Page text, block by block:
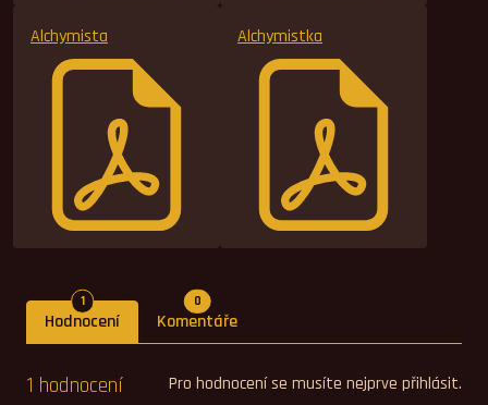
Alchymista Alchymistka
Hodnocení
1Počet hodnocení
Komentáře
0Počet komentářů
Pro hodnocení se musíte nejprve přihlásit.
1 hodnocení